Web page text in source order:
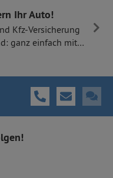
Ihr Auto!
Kfz-Versicherung
ganz einfach mit